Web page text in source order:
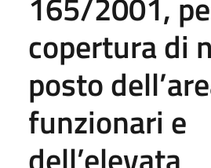
copertura di
posto
funzionari e